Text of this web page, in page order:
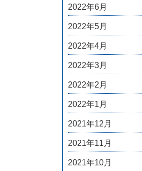
2022年6月
2022年5月
2022年4月
2022年3月
2022年2月
2022年1月
2021年12月
2021年11月
2021年10月